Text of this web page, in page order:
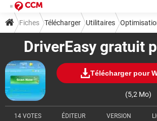
DriverEasy gratuit
Télécharger pour
(5,2 Mo)
14 VOTES ÉDITEUR VERSION
Fiches Télécharger Utilitaires